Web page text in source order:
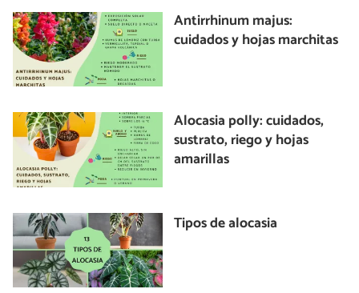
Antirrhinum majus:
cuidados y hojas marchitas
Alocasia polly: cuidados,
sustrato, riego y hojas
amarillas
Tipos de alocasia